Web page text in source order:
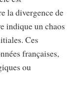
la divergence de
indique un chaos
Ces
françaises,
ou